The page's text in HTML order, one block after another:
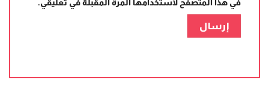
في هذا المتصفح لاستخدامها المرة المقبلة في تعليقي.